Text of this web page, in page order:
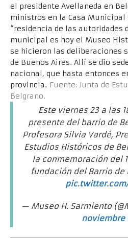
el presidente Avellaneda en
ministros en la Casa
“residencia de las autoridades
municipal es hoy el Museo
se hicieron las deliberaciones
de Buenos Aires. Allí se dio
nacional, que hasta entonces
provincia. Fuente: Junta de
Belgrano.
Este viernes 23 a las
presente del barrio de
Profesora Silvia Vardé,
Estudios Históricos de
la conmemoración del
fundación del Barrio de
— Museo H. Sarmiento
noviembre